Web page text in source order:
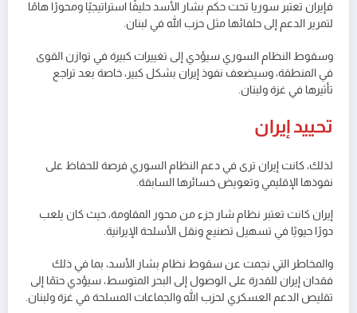
فإيران تعتبر سوريا تحت حكم بشار الأسد حليفًا استراتيجيًا ومحورًا هامًا
لتمرير الدعم إلى حلفائها مثل حزب الله في لبنان.
وسقوط النظام السوري سيؤدي إلى تغييرات كبيرة في توازن القوى
في المنطقة، وسيضعف نفوذ إيران بشكل كبير، خاصة بعد تراجع
تأثيرها في غزة ولبنان.
تحييد إيران
لذلك، كانت إيران ترى في دعم النظام السوري فرصة للحفاظ على
نفوذها الإقليمي وتعويض خسائرها السابقة.
إيران كانت تعتبر نظام شار جزء من محور المقاومة، حيث كان يلعب
دورًا حيويًا في تسهيل تصنيع ونقل الأسلحة الإيرانية.
والمخاطر التي نجمت عن سقوط نظام بشار الأسد، بما في ذلك
فقدان إيران للقدرة على الوصول إلى البحر المتوسط، سيؤدي حتمًا إلى
تقليص الدعم العسكري لحزب الله والجماعات المسلحة في غزة ولبنان.